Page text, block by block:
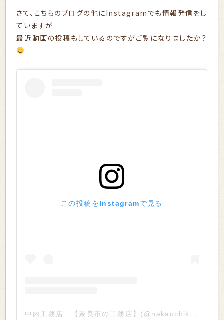
さて、こちらのブログの他にInstagramでも情報発信をし
ていますが
最近動画の投稿もしているのですがご覧になりましたか？
この投稿をInstagramで見る
中内工務店 【奈良市の工務店】(@nakauchikoumuten)がシェアした投稿